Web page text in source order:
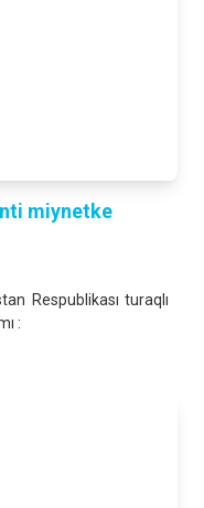
miynetke
Respublikası turaqlı
: